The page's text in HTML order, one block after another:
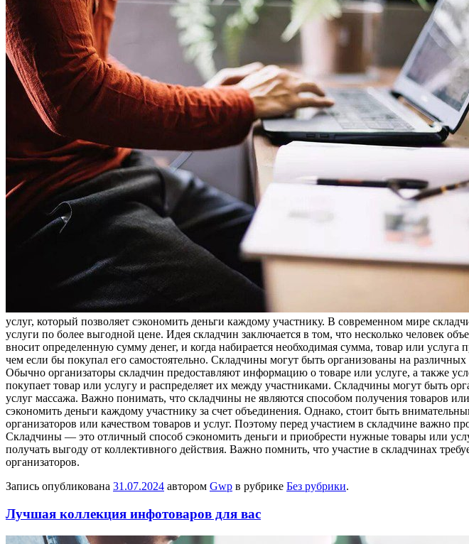
услуг, который позволяет сэкономить деньги каждому участнику. В современном мире
услуги по более выгодной цене. Идея складчин заключается в том, что несколько человек
вносит определенную сумму денег, и когда набирается необходимая сумма, товар или
чем если бы покупал его самостоятельно. Складчины могут быть организованы на
Обычно организаторы складчин предоставляют информацию о товаре или услуге, а также
покупает товар или услугу и распределяет их между участниками. Складчины могут быть
услуг массажа. Важно понимать, что складчины не являются способом получения товаров
сэкономить деньги каждому участнику за счет объединения. Однако, стоит быть
организаторов или качеством товаров и услуг. Поэтому перед участием в складчине важно
Складчины — это отличный способ сэкономить деньги и приобрести нужные товары или
получать выгоду от коллективного действия. Важно помнить, что участие в складчинах
организаторов.
Запись опубликована 31.07.2024 автором Gwp в рубрике Без рубрики.
Лучшая коллекция инфотоваров для вас